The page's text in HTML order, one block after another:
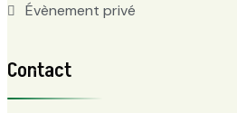
Évènement privé
Contact